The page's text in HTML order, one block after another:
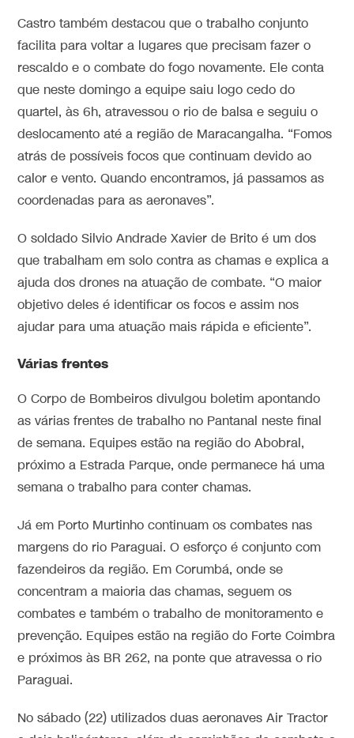
Castro também destacou que o trabalho conjunto
facilita para voltar a lugares que precisam fazer o
rescaldo e o combate do fogo novamente. Ele conta
que neste domingo a equipe saiu logo cedo do
quartel, às 6h, atravessou o rio de balsa e seguiu o
deslocamento até a região de Maracangalha. “Fomos
atrás de possíveis focos que continuam devido ao
calor e vento. Quando encontramos, já passamos as
coordenadas para as aeronaves”.
O soldado Silvio Andrade Xavier de Brito é um dos
que trabalham em solo contra as chamas e explica a
ajuda dos drones na atuação de combate. “O maior
objetivo deles é identificar os focos e assim nos
ajudar para uma atuação mais rápida e eficiente”.
Várias frentes
O Corpo de Bombeiros divulgou boletim apontando
as várias frentes de trabalho no Pantanal neste final
de semana. Equipes estão na região do Abobral,
próximo a Estrada Parque, onde permanece há uma
semana o trabalho para conter chamas.
Já em Porto Murtinho continuam os combates nas
margens do rio Paraguai. O esforço é conjunto com
fazendeiros da região. Em Corumbá, onde se
concentram a maioria das chamas, seguem os
combates e também o trabalho de monitoramento e
prevenção. Equipes estão na região do Forte Coimbra
e próximos às BR 262, na ponte que atravessa o rio
Paraguai.
No sábado (22) utilizados duas aeronaves Air Tractor